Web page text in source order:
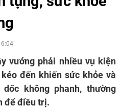
vướng phải nhiều vụ kiện
đến khiến sức khỏe và
không phanh, thường
để điều trị.